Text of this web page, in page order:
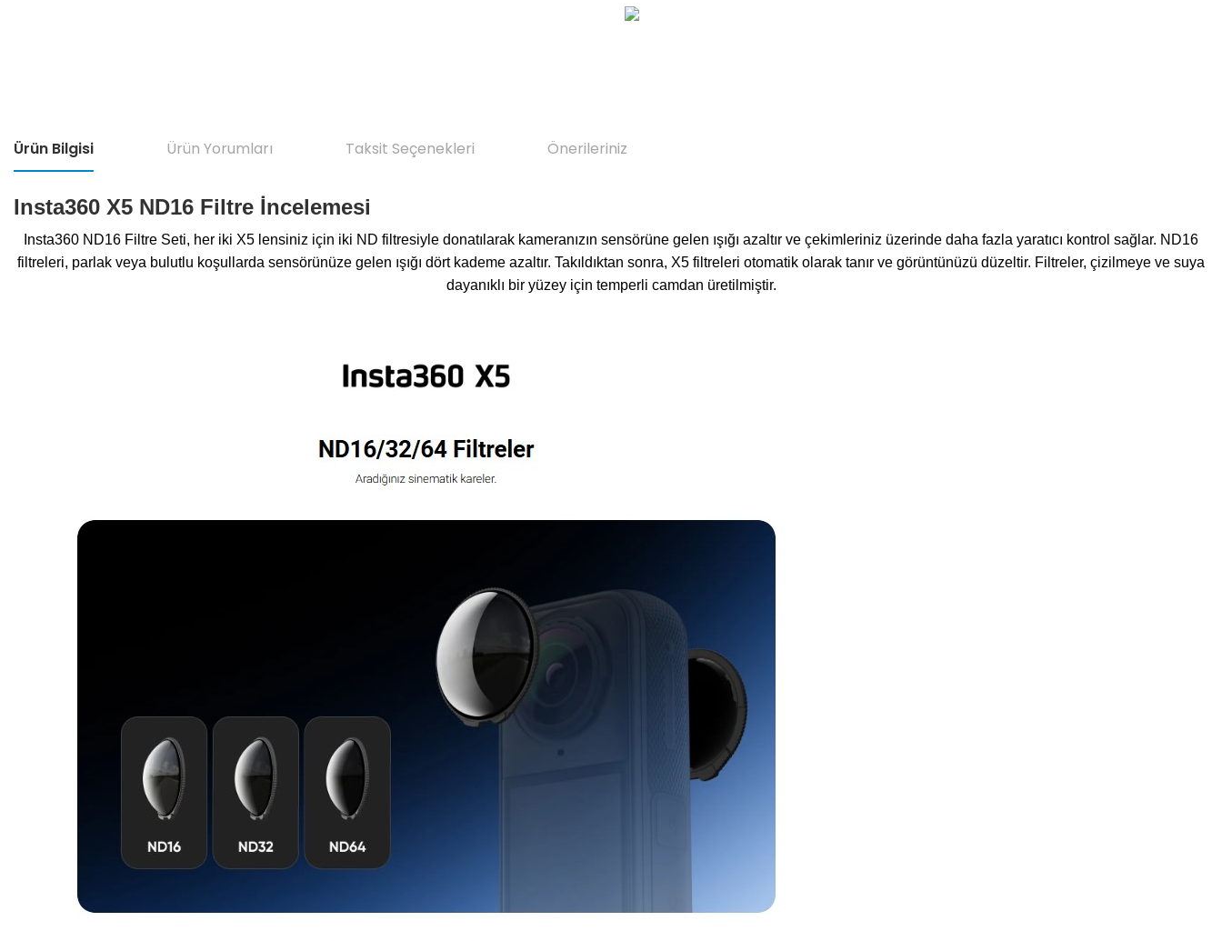
Ürün Bilgisi Ürün Yorumları Taksit Seçenekleri Önerileriniz
Insta360 X5 ND16 Filtre İncelemesi
Insta360 ND16 Filtre Seti, her iki X5 lensiniz için iki ND filtresiyle donatılarak kameranızın sensörüne gelen ışığı azaltır ve çekimleriniz üzerinde daha fazla yaratıcı kontrol sağlar. ND16
filtreleri, parlak veya bulutlu koşullarda sensörünüze gelen ışığı dört kademe azaltır. Takıldıktan sonra, X5 filtreleri otomatik olarak tanır ve görüntünüzü düzeltir. Filtreler, çizilmeye ve suya
dayanıklı bir yüzey için temperli camdan üretilmiştir.